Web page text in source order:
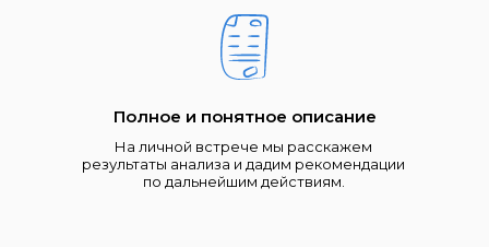
На личной встрече мы расскажем
результаты анализа и дадим рекомендации
по дальнейшим действиям.
Полное и понятное описание